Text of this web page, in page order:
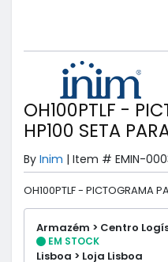
OH100PTLF -
HP100 SETA
By Inim | Item # EMIN-
OH100PTLF - PICTOGRAMA
Armazém > Centro
EM STOCK
Lisboa > Loja Lisboa